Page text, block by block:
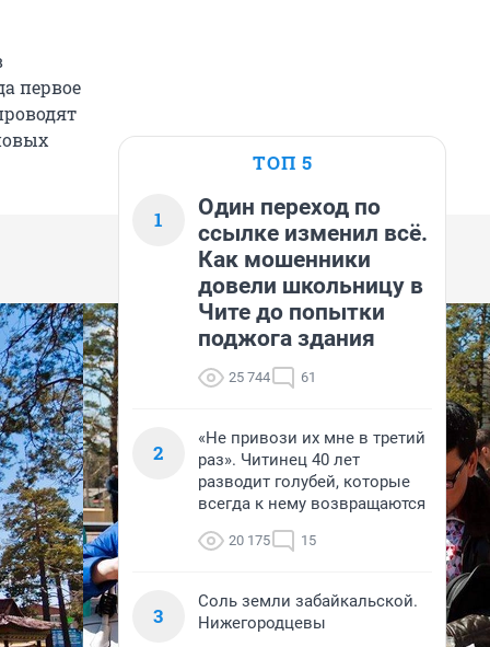
первое
ТОП 5
1
Один переход по
ссылке изменил всё.
Как мошенники
довели школьницу в
Чите до попытки
поджога здания
25 744 61
2
«Не привози их мне в третий
раз». Читинец 40 лет
разводит голубей, которые
всегда к нему возвращаются
20 175 15
3
Соль земли забайкальской.
Нижегородцевы